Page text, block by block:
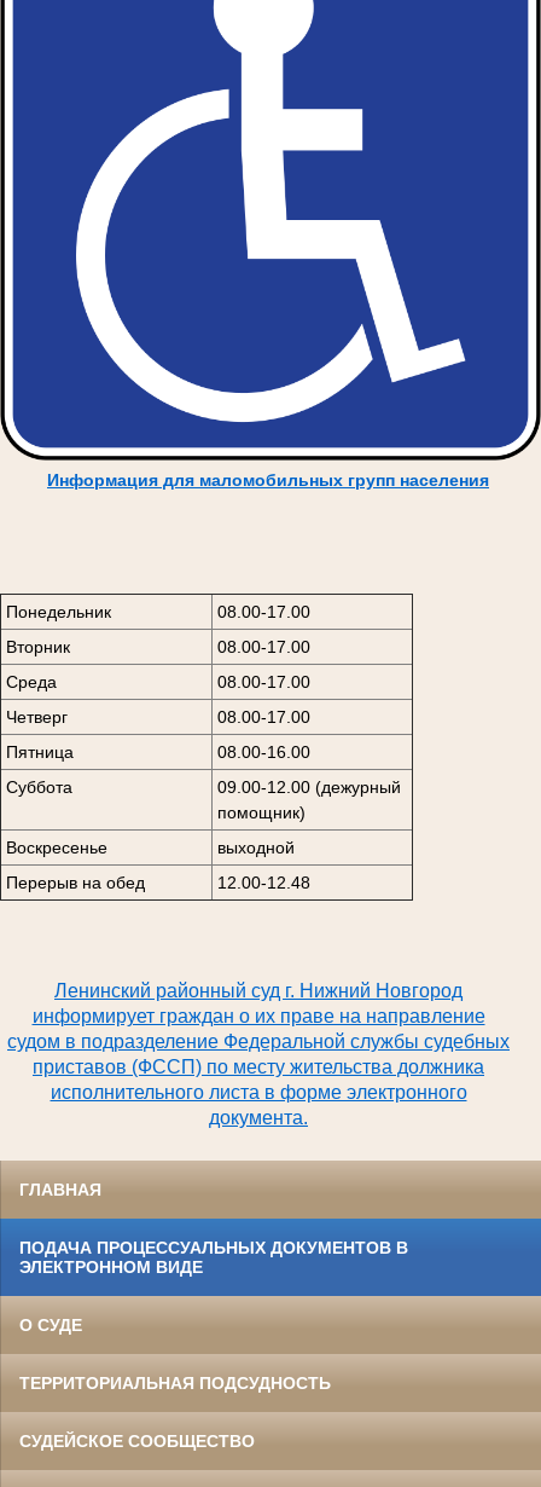
Информация для маломобильных групп населения
Понедельник
08.00-17.00
Вторник
08.00-17.00
Среда
08.00-17.00
Четверг
08.00-17.00
Пятница
08.00-16.00
Суббота
09.00-12.00 (дежурный
помощник)
Воскресенье
выходной
Перерыв на обед
12.00-12.48
Ленинский районный суд г. Нижний Новгород
информирует граждан о их праве на направление
судом в подразделение Федеральной службы судебных
приставов (ФССП) по месту жительства должника
исполнительного листа в форме электронного
документа.
ГЛАВНАЯ
ПОДАЧА ПРОЦЕССУАЛЬНЫХ ДОКУМЕНТОВ В
ЭЛЕКТРОННОМ ВИДЕ
О СУДЕ
ТЕРРИТОРИАЛЬНАЯ ПОДСУДНОСТЬ
СУДЕЙСКОЕ СООБЩЕСТВО